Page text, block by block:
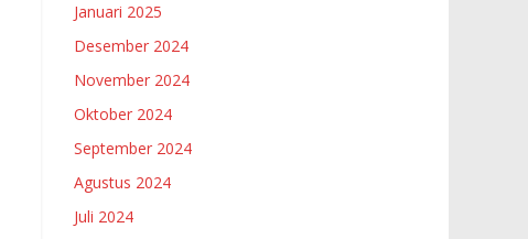
Januari 2025
Desember 2024
November 2024
Oktober 2024
September 2024
Agustus 2024
Juli 2024